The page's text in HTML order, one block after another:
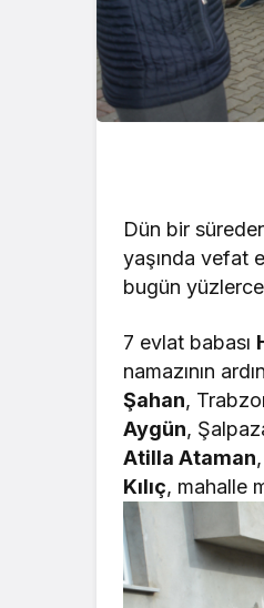
Dün bir
yaşında vefat
bugün
7 evlat babası
namazının
Şahan,
Aygün,
Atilla Ataman
Kılıç, mahalle